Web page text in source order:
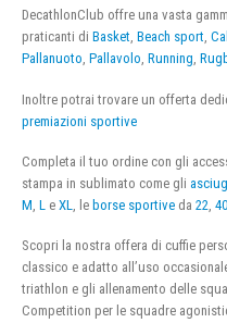
DecathlonClub offre una vasta
praticanti di Basket, Beach sport,
Pallanuoto, Pallavolo, Running,
Inoltre potrai trovare un offerta
premiazioni sportive
Completa il tuo ordine con gli
stampa in sublimato come gli
M L e XL , le borse sportive da 22 40
Scopri la nostra offera di cuffie
classico e adatto all’uso
triathlon e gli allenamento delle
Competition per le squadre